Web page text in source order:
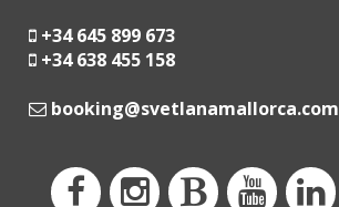
+34 645 899 673
+34 638 455 158
moc.acrollamanaltevs@gnikoob